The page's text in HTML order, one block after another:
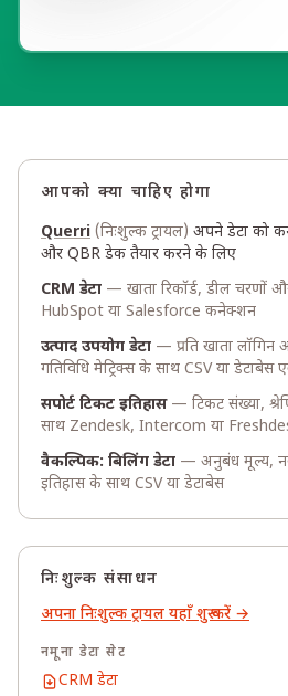
आपको क्या चाहिए होगा
Querri (निःशुल्क ट्रायल) अपने डेटा को
और QBR डेक तैयार करने के लिए
CRM डेटा — खाता रिकॉर्ड, डील चरणों
HubSpot या Salesforce कनेक्शन
उत्पाद उपयोग डेटा — प्रति खाता लॉगिन
गतिविधि मेट्रिक्स के साथ CSV या डेटाबेस
सपोर्ट टिकट इतिहास — टिकट संख्या,
साथ Zendesk, Intercom या
वैकल्पिक: बिलिंग डेटा — अनुबंध मूल्य,
इतिहास के साथ CSV या डेटाबेस
निःशुल्क संसाधन
अपना निःशुल्क ट्रायल यहाँ शुरू करें →
नमूना डेटा सेट
CRM डेटा